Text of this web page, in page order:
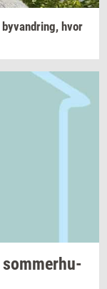
byvan­dring, hvor
som­mer­hu­